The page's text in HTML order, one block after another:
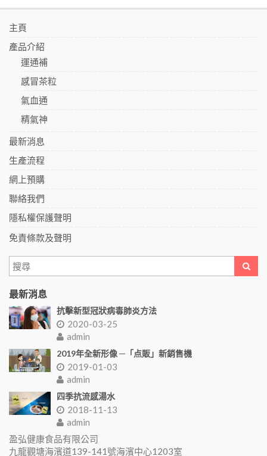
主頁
產品介紹
運通補
感冒茶粒
氣血通
精氣神
最新消息
生產流程
網上預購
聯絡我們
隱私權保護聲明
免責條款及聲明
最新消息
抗擊新型冠狀病毒肺炎方法
2020-03-25
admin
2019年全新形像 ─「点販」新銷售機
2019-01-03
admin
四季抗流感湯水
2018-11-13
admin
盈弘健康食品有限公司
九龍觀塘海濱道139-141號海濱中心1203室